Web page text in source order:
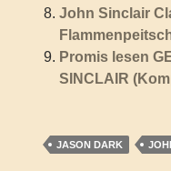
John Sinclair
Promis lesen
SINCLAIR
JASON DARK